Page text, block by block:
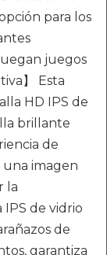
para los
juegos
】 Esta
HD IPS de
brillante
de
una imagen
la
IPS de vidrio
de
garantiza